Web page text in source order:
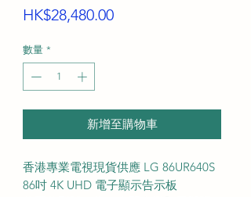
HK$28,480.00價
數量 *
新增至購物車
香港專業電視現貨供應 LG 86UR640S
86吋 4K UHD 電子顯示告示板